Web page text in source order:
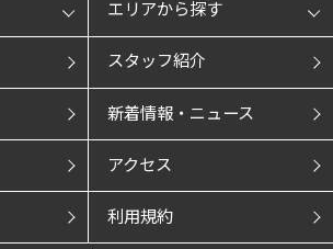
エリアから探す
スタッフ紹介
新着情報・ニュース
アクセス
利用規約